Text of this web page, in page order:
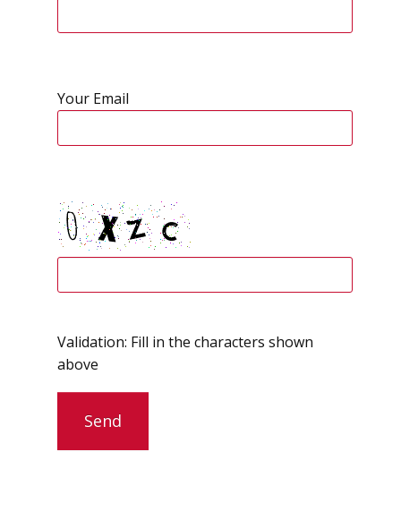
Your Email
Validation: Fill in the characters shown
above
Send